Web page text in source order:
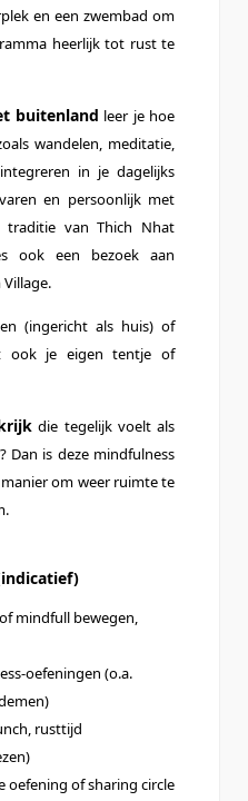
en een zwembad om
heerlijk tot rust te
buitenland leer je hoe
wandelen, meditatie,
in je dagelijks
en persoonlijk met
traditie van Thich Nhat
ook een bezoek aan
(ingericht als huis) of
ook je eigen tentje of
die tegelijk voelt als
Dan is deze mindfulness
om weer ruimte te
mindfull bewegen,
oefeningen (o.a.
rusttijd
oefening of sharing circle